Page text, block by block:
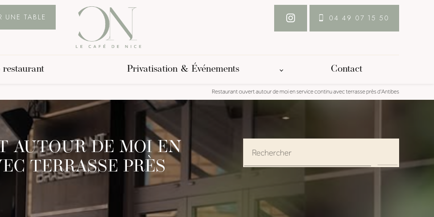
UNE TABLE 04 49 07 15 50
restaurant Privatisation & Événements Contact
Restaurant ouvert autour de moi en service continu avec terrasse près d'Antibes
AUTOUR DE MOI EN
TERRASSE PRÈS
Rechercher